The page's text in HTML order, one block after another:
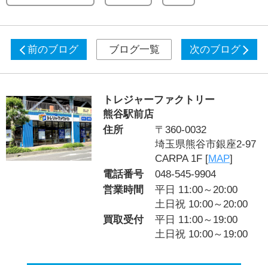
前のブログ ブログ一覧 次のブログ
トレジャーファクトリー
熊谷駅前店
住所
〒360-0032
埼玉県熊谷市銀座2-97
CARPA 1F [MAP]
電話番号
048-545-9904
営業時間
平日 11:00～20:00
土日祝 10:00～20:00
買取受付
平日 11:00～19:00
土日祝 10:00～19:00